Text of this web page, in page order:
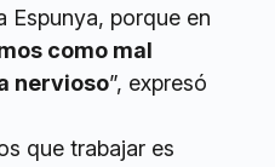
Espunya, porque en
como mal
nervioso”, expresó
que trabajar es